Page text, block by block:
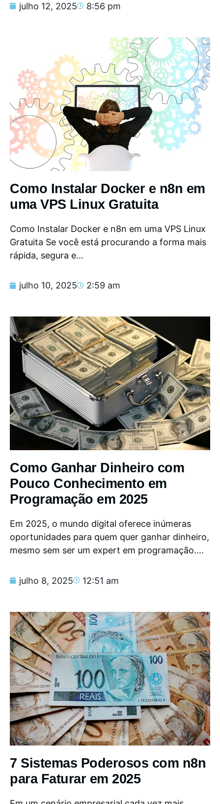
julho 12, 2025 8:56 pm
Como Instalar Docker e n8n em
uma VPS Linux Gratuita
Como Instalar Docker e n8n em uma VPS Linux
Gratuita Se você está procurando a forma mais
rápida, segura e...
julho 10, 2025 2:59 am
Como Ganhar Dinheiro com
Pouco Conhecimento em
Programação em 2025
Em 2025, o mundo digital oferece inúmeras
oportunidades para quem quer ganhar dinheiro,
mesmo sem ser um expert em programação....
julho 8, 2025 12:51 am
7 Sistemas Poderosos com n8n
para Faturar em 2025